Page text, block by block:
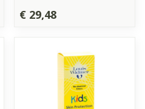
€ 29,48